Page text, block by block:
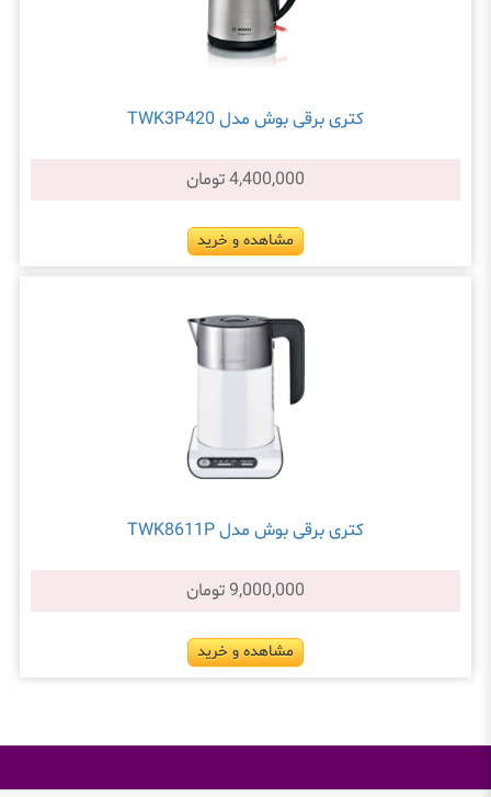
کتری برقی بوش مدل TWK3P420
4,400,000 تومان
مشاهده و خرید
کتری برقی بوش مدل TWK8611P
9,000,000 تومان
مشاهده و خرید